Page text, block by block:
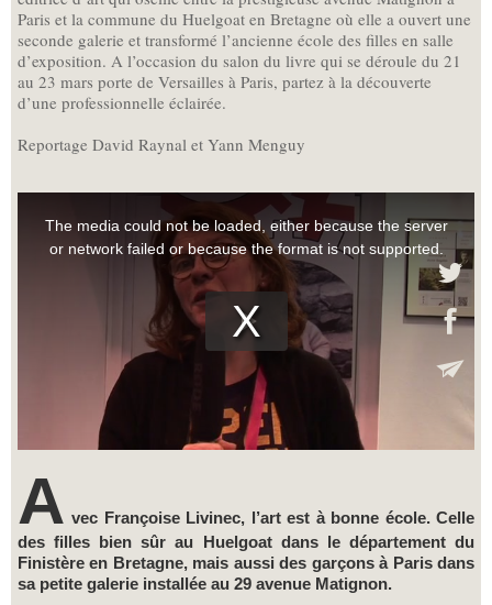
Paris et la commune du Huelgoat en Bretagne où elle a ouvert une
seconde galerie et transformé l’ancienne école des filles en salle
d’exposition. A l’occasion du salon du livre qui se déroule du 21
au 23 mars porte de Versailles à Paris, partez à la découverte
d’une professionnelle éclairée.
Reportage David Raynal et Yann Menguy
A vec Françoise Livinec, l’art est à bonne école. Celle
des filles bien sûr au Huelgoat dans le département du
Finistère en Bretagne, mais aussi des garçons à Paris dans
sa petite galerie installée au 29 avenue Matignon.